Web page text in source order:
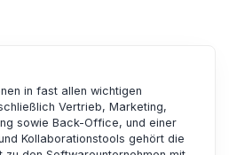
in fast allen wichtigen
Vertrieb, Marketing,
sowie Back-Office, und einer
Kollaborationstools gehört die